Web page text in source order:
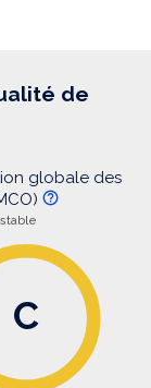
de
globale des
stable
C